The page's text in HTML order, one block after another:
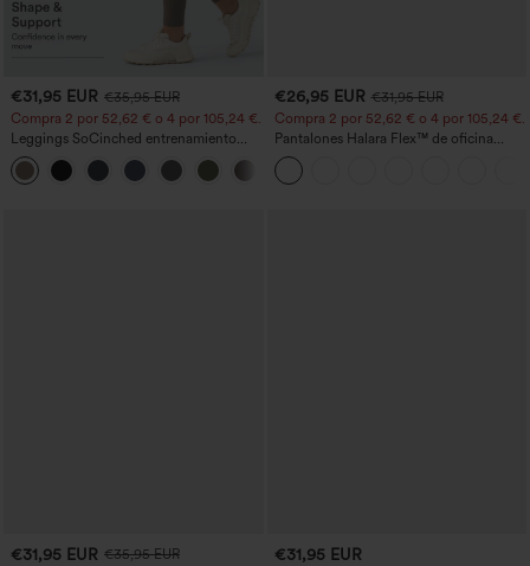
€31,95 EUR €35,95 EUR
Compra 2 por 52,62 € o 4 por 105,24 €.
Leggings SoCinched entrenamiento
moldeador abdomen bolsillo lateral tiro
alto
€26,95 EUR €31,95 EUR
Compra 2 por 52,62 € o 4 por 105,24 €.
Pantalones Halara Flex™ de oficina
anchos plisados de tiro alto con bolsillos
en tela tipo gofre
€31,95 EUR €35,95 EUR
€31,95 EUR